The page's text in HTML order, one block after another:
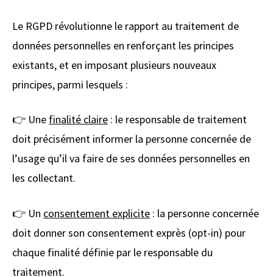
Le RGPD révolutionne le rapport au traitement de
données personnelles en renforçant les principes
existants, et en imposant plusieurs nouveaux
principes, parmi lesquels :
👉 Une finalité claire : le responsable de traitement
doit précisément informer la personne concernée de
l’usage qu’il va faire de ses données personnelles en
les collectant.
👉 Un consentement explicite : la personne concernée
doit donner son consentement exprès (opt-in) pour
chaque finalité définie par le responsable du
traitement.